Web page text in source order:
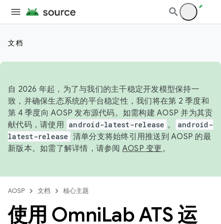
文档
自 2026 年起，为了与我们的主干稳定开发模型保持一
致，并确保生态系统的平台稳定性，我们将在第 2 季度和
第 4 季度向 AOSP 发布源代码。如需构建 AOSP 并为其贡
献代码，请使用 android-latest-release 。
android-
latest-release 清单分支将始终引用推送到 AOSP 的最
新版本。如需了解详情，请参阅 AOSP 变更。
AOSP 文档 核心主题
使用 OmniLab ATS 运